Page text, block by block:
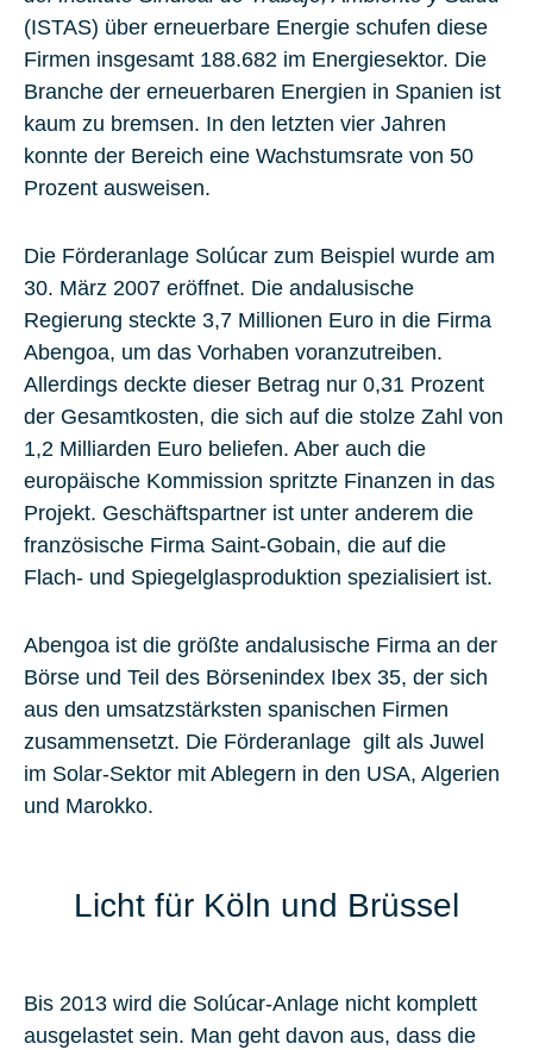
(ISTAS) über erneuerbare Energie schufen diese
Firmen insgesamt 188.682 im Energiesektor. Die
Branche der erneuerbaren Energien in Spanien ist
kaum zu bremsen. In den letzten vier Jahren
konnte der Bereich eine Wachstumsrate von 50
Prozent ausweisen.
Die Förderanlage Solúcar zum Beispiel wurde am
30. März 2007 eröffnet. Die andalusische
Regierung steckte 3,7 Millionen Euro in die Firma
Abengoa, um das Vorhaben voranzutreiben.
Allerdings deckte dieser Betrag nur 0,31 Prozent
der Gesamtkosten, die sich auf die stolze Zahl von
1,2 Milliarden Euro beliefen. Aber auch die
europäische Kommission spritzte Finanzen in das
Projekt. Geschäftspartner ist unter anderem die
französische Firma Saint-Gobain, die auf die
Flach- und Spiegelglasproduktion spezialisiert ist.
Abengoa ist die größte andalusische Firma an der
Börse und Teil des Börsenindex Ibex 35, der sich
aus den umsatzstärksten spanischen Firmen
zusammensetzt. Die Förderanlage gilt als Juwel
im Solar-Sektor mit Ablegern in den USA, Algerien
und Marokko.
Licht für Köln und Brüssel
Bis 2013 wird die Solúcar-Anlage nicht komplett
ausgelastet sein. Man geht davon aus, dass die